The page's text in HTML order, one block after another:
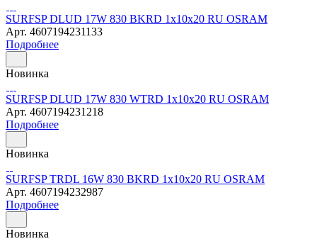
SURFSP DLUD 17W 830 BKRD 1х10х20 RU OSRAM
Арт. 4607194231133
Подробнее
Новинка
SURFSP DLUD 17W 830 WTRD 1х10х20 RU OSRAM
Арт. 4607194231218
Подробнее
Новинка
SURFSP TRDL 16W 830 BKRD 1х10х20 RU OSRAM
Арт. 4607194232987
Подробнее
Новинка